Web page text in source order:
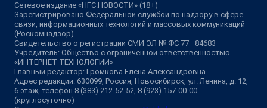
Сетевое издание «НГС.НОВОСТИ» (18+)
Зарегистрировано Федеральной службой по надзору в сфере
связи, информационных технологий и массовых коммуникаций
(Роскомнадзор)
Свидетельство о регистрации СМИ ЭЛ № ФС 77—84683
Учредитель: Общество с ограниченной ответственностью
«ИНТЕРНЕТ ТЕХНОЛОГИИ»
Главный редактор: Громкова Елена Александровна
Адрес редакции: 630099, Россия, Новосибирск, ул. Ленина, д. 12,
6 этаж, телефон 8 (383) 212-52-52, 8 (923) 157-00-00
(круглосуточно)